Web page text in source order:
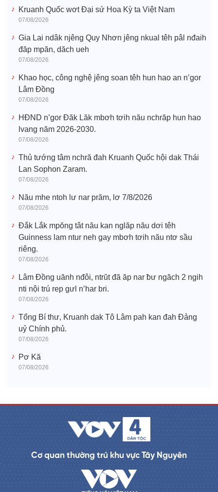
Kruanh Quốc wơt Đại sứ Hoa Kỳ ta Việt Nam
07/08/2026
Gia Lai ndâk njêng Quy Nhơn jêng nkual têh pâl nđaih
đăp mpăn, dăch ueh
07/08/2026
Khao học, công nghệ jêng soan têh hun hao an n’gor
Lâm Đồng
07/08/2026
HĐND n’gor Đăk Lăk mbơh tơih nău nchrăp hun hao
lvang năm 2026-2030.
07/08/2026
Thủ tướng tâm nchră đah Kruanh Quốc hội dak Thái
Lan Sophon Zaram.
07/08/2026
Nău mhe ntoh lư nar prăm, lơ 7/8/2026
07/08/2026
Đắk Lắk mpŏng tât nău kan nglăp nău dơi têh
Guinness lam ntur neh gay mbơh tơih nău ntơ sầu
riêng.
07/08/2026
Lâm Đồng uănh nđôi, ntrŭt đă ăp nar ƀư ngăch 2 ngih
nti nội trú rep gưl n’har bri.
07/08/2026
Tổng Bí thư, Kruanh dak Tô Lâm pah kan đah Đảng
uỷ Chính phủ.
07/08/2026
Pơ Kă
07/08/2026
Cơ quan thường trú khu vực Tây Nguyên